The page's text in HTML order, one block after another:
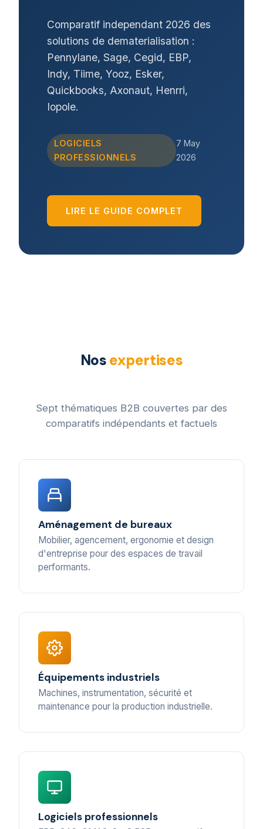
Comparatif independant 2026 des
solutions de dematerialisation :
Pennylane, Sage, Cegid, EBP,
Indy, Tiime, Yooz, Esker,
Quickbooks, Axonaut, Henrri,
Iopole.
LOGICIELS
PROFESSIONNELS
7 May
2026
LIRE LE GUIDE COMPLET
Nosexpertises
Sept thématiques B2B couvertes par des
comparatifs indépendants et factuels
Aménagement de bureaux
Mobilier, agencement, ergonomie et design
d'entreprise pour des espaces de travail
performants.
Équipements industriels
Machines, instrumentation, sécurité et
maintenance pour la production industrielle.
Logiciels professionnels